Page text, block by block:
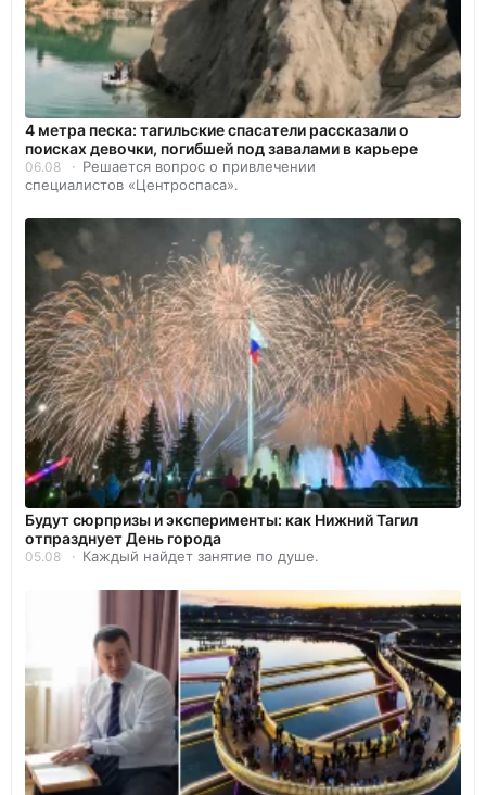
4 метра песка: тагильские спасатели рассказали о
поисках девочки, погибшей под завалами в карьере
06.08
Решается вопрос о привлечении
специалистов «Центроспаса».
Будут сюрпризы и эксперименты: как Нижний Тагил
отпразднует День города
05.08 Каждый найдет занятие по душе.